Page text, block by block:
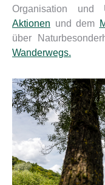
Organisation und
Aktionen und dem
über
Wanderwegs.